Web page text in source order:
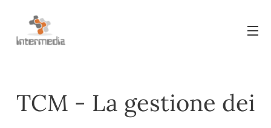
TCM - La gestione dei